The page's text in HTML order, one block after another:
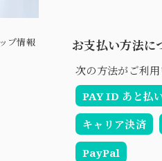
プ情報 お支払い方法に
次の方法がご利用
PAY ID あと払
キャリア決済
PayPal